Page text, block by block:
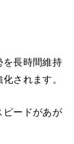
長時間維持
されます。
ードがあが